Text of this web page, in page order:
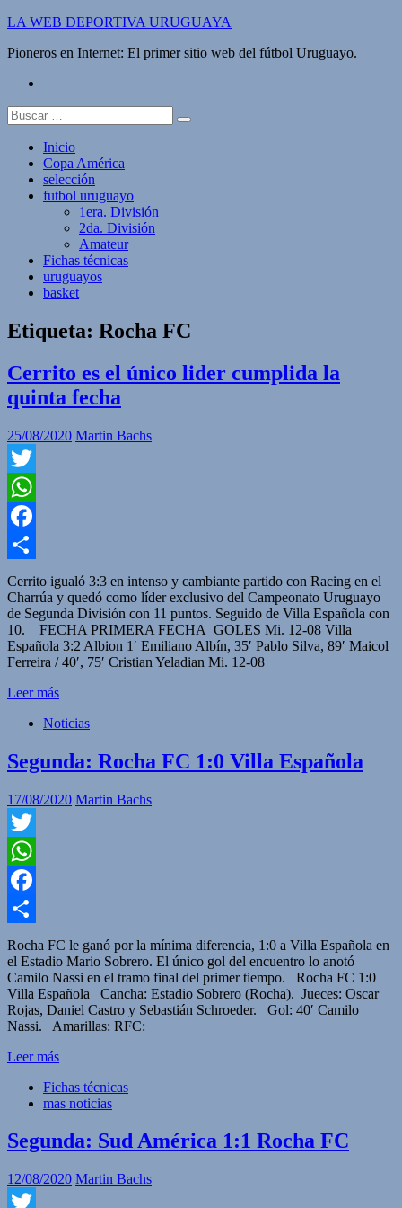
Saltar
contenido
LA WEB DEPORTIVA URUGUAYA
Pioneros en Internet: El primer sitio web del fútbol Uruguayo.
Buscar:
Inicio
Copa América
selección
futbol uruguayo
1era. División
2da. División
Amateur
Fichas técnicas
uruguayos
basket
Etiqueta: Rocha FC
Cerrito es el único lider cumplida la
quinta fecha
25/08/2020 Martin Bachs
Twitter
WhatsApp
Facebook
Compartir
Cerrito igualó 3:3 en intenso y cambiante partido con Racing en el
Charrúa y quedó como líder exclusivo del Campeonato Uruguayo
de Segunda División con 11 puntos. Seguido de Villa Española con
10. FECHA PRIMERA FECHA GOLES Mi. 12-08 Villa
Española 3:2 Albion 1′ Emiliano Albín, 35′ Pablo Silva, 89′ Maicol
Ferreira / 40′, 75′ Cristian Yeladian Mi. 12-08
Leer más
Noticias
Segunda: Rocha FC 1:0 Villa Española
17/08/2020 Martin Bachs
Twitter
WhatsApp
Facebook
Compartir
Rocha FC le ganó por la mínima diferencia, 1:0 a Villa Española en
el Estadio Mario Sobrero. El único gol del encuentro lo anotó
Camilo Nassi en el tramo final del primer tiempo. Rocha FC 1:0
Villa Española Cancha: Estadio Sobrero (Rocha). Jueces: Oscar
Rojas, Daniel Castro y Sebastián Schroeder. Gol: 40′ Camilo
Nassi. Amarillas: RFC:
Leer más
Fichas técnicas
mas noticias
Segunda: Sud América 1:1 Rocha FC
12/08/2020 Martin Bachs